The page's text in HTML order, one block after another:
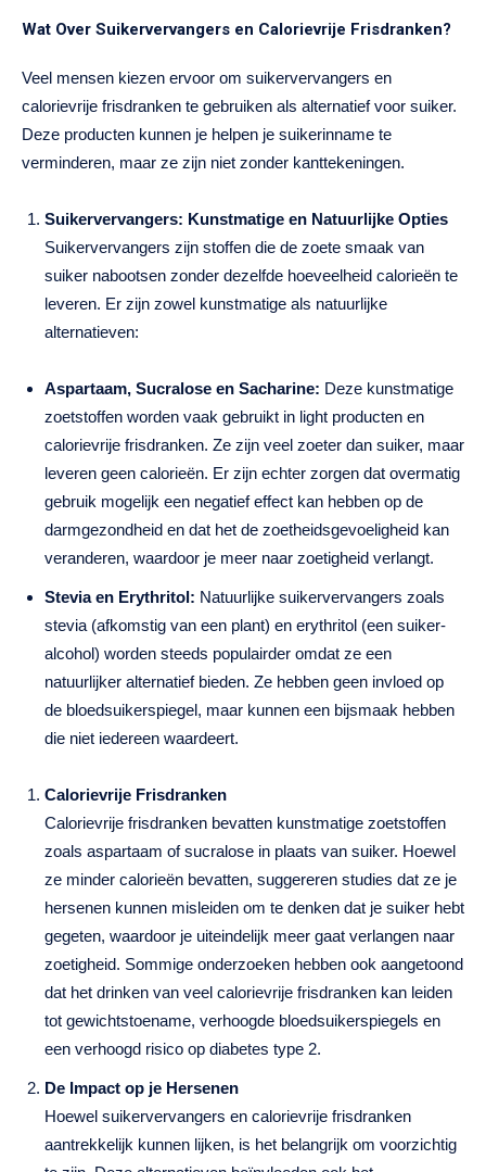
Wat Over Suikervervangers en Calorievrije Frisdranken?
Veel mensen kiezen ervoor om suikervervangers en
calorievrije frisdranken te gebruiken als alternatief voor suiker.
Deze producten kunnen je helpen je suikerinname te
verminderen, maar ze zijn niet zonder kanttekeningen.
Suikervervangers: Kunstmatige en Natuurlijke Opties
Suikervervangers zijn stoffen die de zoete smaak van
suiker nabootsen zonder dezelfde hoeveelheid calorieën te
leveren. Er zijn zowel kunstmatige als natuurlijke
alternatieven:
Aspartaam, Sucralose en Sacharine: Deze kunstmatige
zoetstoffen worden vaak gebruikt in light producten en
calorievrije frisdranken. Ze zijn veel zoeter dan suiker, maar
leveren geen calorieën. Er zijn echter zorgen dat overmatig
gebruik mogelijk een negatief effect kan hebben op de
darmgezondheid en dat het de zoetheidsgevoeligheid kan
veranderen, waardoor je meer naar zoetigheid verlangt.
Stevia en Erythritol: Natuurlijke suikervervangers zoals
stevia (afkomstig van een plant) en erythritol (een suiker-
alcohol) worden steeds populairder omdat ze een
natuurlijker alternatief bieden. Ze hebben geen invloed op
de bloedsuikerspiegel, maar kunnen een bijsmaak hebben
die niet iedereen waardeert.
Calorievrije Frisdranken
Calorievrije frisdranken bevatten kunstmatige zoetstoffen
zoals aspartaam of sucralose in plaats van suiker. Hoewel
ze minder calorieën bevatten, suggereren studies dat ze je
hersenen kunnen misleiden om te denken dat je suiker hebt
gegeten, waardoor je uiteindelijk meer gaat verlangen naar
zoetigheid. Sommige onderzoeken hebben ook aangetoond
dat het drinken van veel calorievrije frisdranken kan leiden
tot gewichtstoename, verhoogde bloedsuikerspiegels en
een verhoogd risico op diabetes type 2.
De Impact op je Hersenen
Hoewel suikervervangers en calorievrije frisdranken
aantrekkelijk kunnen lijken, is het belangrijk om voorzichtig